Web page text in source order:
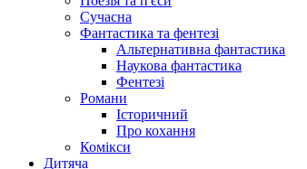
Сучасна
Фантастика та фентезі
Альтернативна фантастика
Наукова фантастика
Фентезі
Романи
Історичний
Про кохання
Комікси
Дитяча